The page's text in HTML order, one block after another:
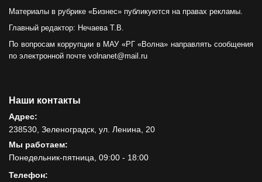
Материалы в рубрике «Бизнес» публикуются на правах рекламы.
Главный редактор: Нечаева Т.В.
По вопросам коррупции в МАУ «РГ «Волна» направлять сообщения
по электронной почте volnanet@mail.ru
Наши контакты
Адрес:
238530, Зеленоградск, ул. Ленина, 20
Мы работаем:
Понедельник-пятница, 09:00 - 18:00
Телефон: